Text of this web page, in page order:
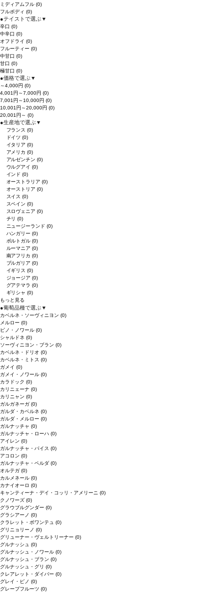
ミディアムフル (0)
フルボディ (0)
●テイストで選ぶ▼
辛口 (0)
中辛口 (0)
オフドライ (0)
フルーティー (0)
中甘口 (0)
甘口 (0)
極甘口 (0)
●価格で選ぶ▼
～4,000円 (0)
4,001円～7,000円 (0)
7,001円～10,000円 (0)
10,001円～20,000円 (0)
20,001円～ (0)
●生産地で選ぶ▼
フランス(0)
ドイツ(0)
イタリア(0)
アメリカ(0)
アルゼンチン(0)
ウルグアイ(0)
インド(0)
オーストラリア(0)
オーストリア(0)
スイス(0)
スペイン(0)
スロヴェニア(0)
チリ(0)
ニュージーランド(0)
ハンガリー(0)
ポルトガル(0)
ルーマニア(0)
南アフリカ(0)
ブルガリア(0)
イギリス(0)
ジョージア(0)
グアテマラ(0)
ギリシャ(0)
もっと見る
●葡萄品種で選ぶ▼
カベルネ・ソーヴィニヨン (0)
メルロー (0)
ピノ・ノワール (0)
シャルドネ (0)
ソーヴィニヨン・ブラン (0)
カベルネ・ドリオ (0)
カベルネ・ミトス (0)
ガメイ (0)
ガメイ・ノワール (0)
カラドック (0)
カリニェーナ (0)
カリニャン (0)
ガルガネーガ (0)
ガルダ・カベルネ (0)
ガルダ・メルロー (0)
ガルナッチャ (0)
ガルナッチャ・ローハ (0)
アイレン (0)
ガルナッチャ・パイス (0)
アコロン (0)
ガルナッチャ・ペルダ (0)
オルテガ (0)
カルメネール (0)
カナイオーロ (0)
キャンティーナ・デイ・コッリ・アメリーニ (0)
クノワーズ (0)
グラウブルグンダー (0)
グラシアーノ (0)
クラレット・ボワンテュ (0)
グリニョリーノ (0)
グリューナー・ヴェルトリーナー (0)
グルナッシュ (0)
グルナッシュ・ノワール (0)
グルナッシュ・ブラン (0)
グルナッシュ・グリ (0)
クレアレット・ダイバー (0)
グレイ・ピノ (0)
グレープフルーツ (0)